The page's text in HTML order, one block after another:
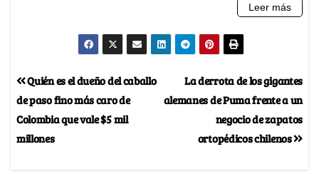
La derrota de los gigantes
alemanes de Puma frente a un
negocio de zapatos
ortopédicos chilenos
Quién es el dueño del caballo
de paso fino más caro de
Colombia que vale $5 mil
millones